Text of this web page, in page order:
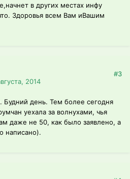
в других местах инфу
Здоровья всем Вам иВашим
2014
#3
день. Тем более сегодня
уехала за волнухами, чья
даже не 50, как было заявлено, а
написано).